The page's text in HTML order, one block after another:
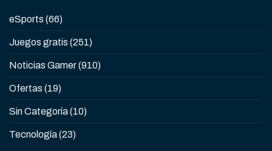
eSports (66)
Juegos gratis (251)
Noticias Gamer(910)
Ofertas (19)
Sin Categoría(10)
Tecnología(23)